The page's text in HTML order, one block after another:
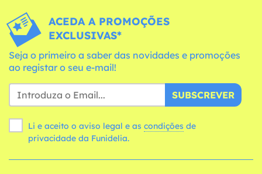
ACEDA A PROMOÇÕES
EXCLUSIVAS*
Seja o primeiro a saber das novidades e promoções
ao registar o seu e-mail!
SUBSCREVER
Li e aceito o aviso legal e as condições
privacidade da Funidelia.